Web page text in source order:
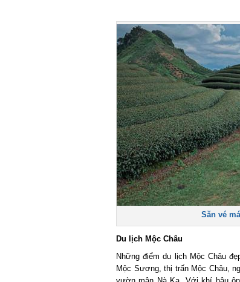
Săn vé
Du lịch Mộc Châu
Những điểm du lịch Mộc Châu
Mộc Sương, thị trấn Mộc Châu,